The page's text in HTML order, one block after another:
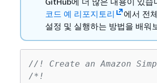
코드 예 리포지토리
에서 전
설정 및 실행하는 방법을 배워
//! Create an Amazon
/*!